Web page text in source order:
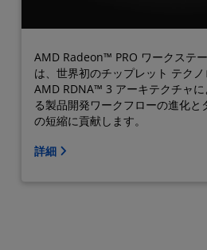
AMD Radeon™ PRO ワークステ
は、世界初のチップレット テク
AMD RDNA™ 3 アーキテクチャに
る製品開発ワークフローの進化と
の短縮に貢献します。
詳細